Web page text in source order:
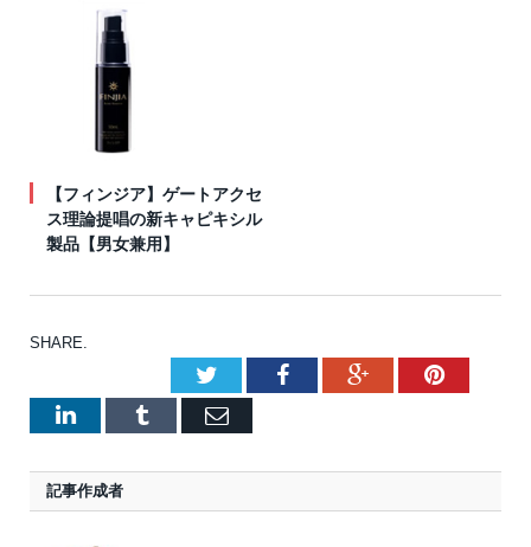
【フィンジア】ゲートアクセ
ス理論提唱の新キャピキシル
製品【男女兼用】
SHARE.
TwitterFacebookGoogle+
LinkedInTumblr Email
記事作成者